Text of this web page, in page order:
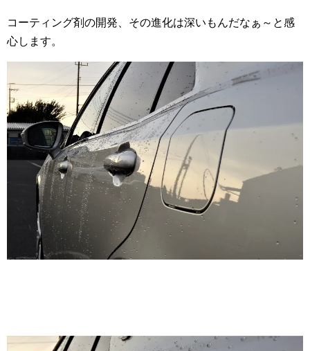
コーティング剤の開発、その進化は深いもんだなぁ～と感
心します。